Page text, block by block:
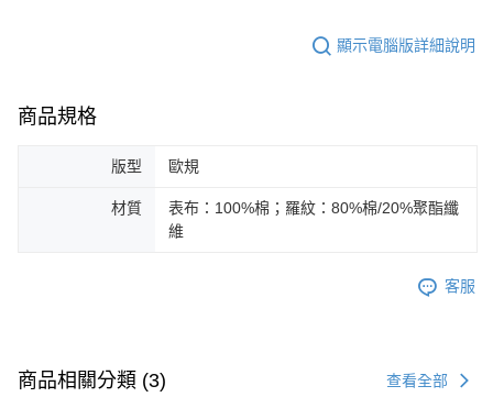
每筆NT$150，滿NT$1,800(含以上)免運費
宅配貨到付款(離島恕不配送)
顯示電腦版詳細說明
商品規格
版型 歐規
材質
表布：100%棉；羅紋：80%棉/20%聚酯纖
維
客服
商品相關分類 (3) 查看全部